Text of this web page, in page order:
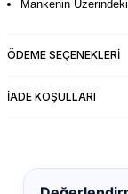
Mankenin
ÖDEME SEÇENEKLERI
İADE KOŞULLARI